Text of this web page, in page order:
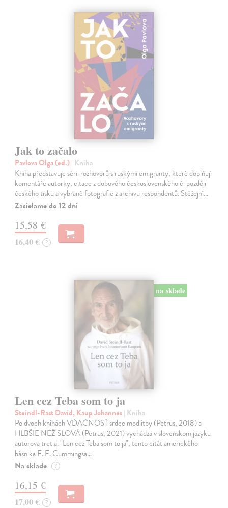
Jak to začalo
Pavlova Olga (ed.)| Kniha
Kniha představuje sérii rozhovorů s ruskými emigranty, které doplňují
komentáře autorky, citace z dobového československého či později
českého tisku a vybrané fotografie z archivu respondentů. Stěžejní…
Zasielame do 12 dní
15,58 €
16,40 € ?
na sklade
Len cez Teba som to ja
Steindl-Rast David, Kaup Johannes| Kniha
Po dvoch knihách VĎAČNOSŤ srdce modlitby (Petrus, 2018) a
HLBŠIE NEŽ SLOVÁ (Petrus, 2021) vychádza v slovenskom jazyku
autorova tretia. "Len cez Teba som to ja", tento citát amerického
básnika E. E. Cummingsa…
Na sklade ?
16,15 €
17,00 € ?